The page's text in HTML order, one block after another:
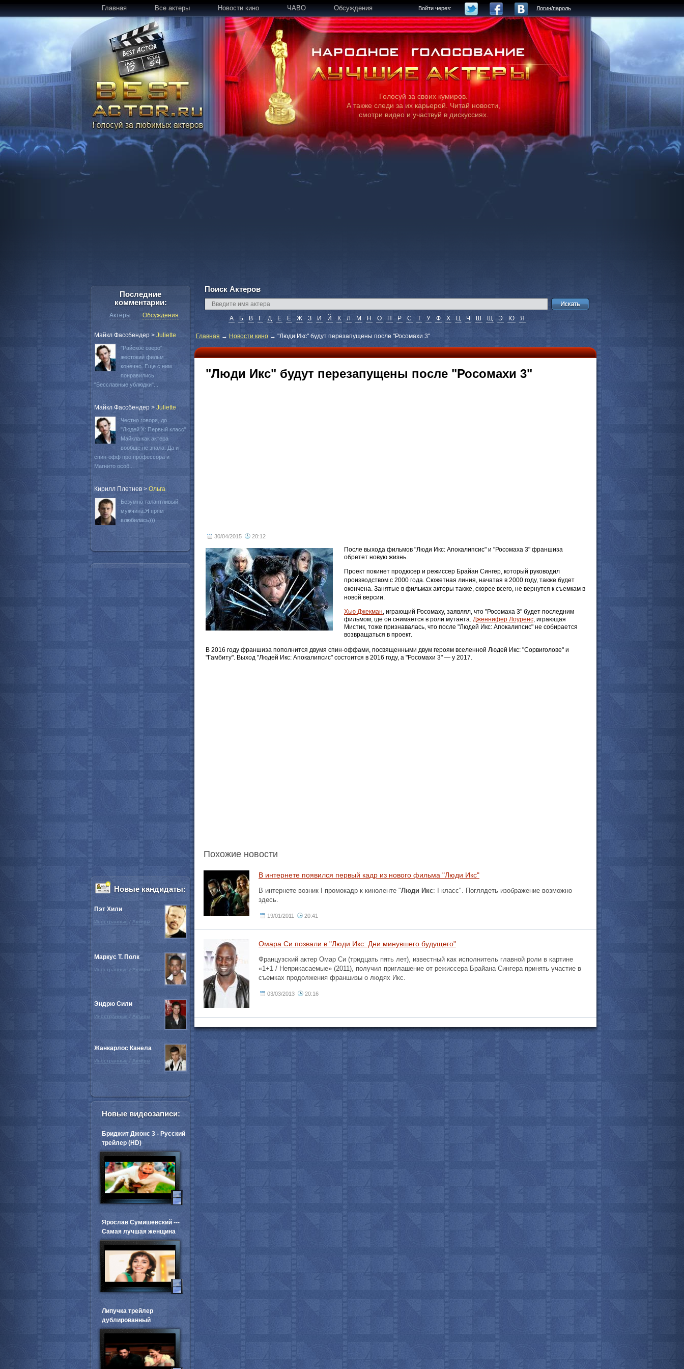
Главная Все актеры Новости кино ЧАВО Обсуждения Войти через: Логин/пароль
Голосуй за своих кумиров.
А также следи за их карьерой. Читай новости,
смотри видео и участвуй в дискуссиях.
Поиск Актеров
А Б В Г Д Е Ё Ж З И Й К Л М Н О П Р С Т У Ф Х Ц Ч Ш Щ Э Ю Я
Главная → Новости кино → "Люди Икс" будут перезапущены после "Росомахи 3"
"Люди Икс" будут перезапущены после "Росомахи 3"
30/04/2015 20:12
После выхода фильмов "Люди Икс: Апокалипсис" и "Росомаха 3" франшиза
обретет новую жизнь.
Проект покинет продюсер и режиссер Брайан Сингер, который руководил
производством с 2000 года. Сюжетная линия, начатая в 2000 году, также будет
окончена. Занятые в фильмах актеры также, скорее всего, не вернутся к съемкам в
новой версии.
Хью Джекман, играющий Росомаху, заявлял, что "Росомаха 3" будет последним
фильмом, где он снимается в роли мутанта. Дженнифер Лоуренс, играющая
Мистик, тоже признавалась, что после "Людей Икс: Апокалипсис" не собирается
возвращаться в проект.
В 2016 году франшиза пополнится двумя спин-оффами, посвященными двум героям вселенной Людей Икс: "Сорвиголове" и
"Гамбиту". Выход "Людей Икс: Апокалипсис" состоится в 2016 году, а "Росомахи 3" — у 2017.
Похожие новости
В интернете появился первый кадр из нового фильма "Люди Икс"
В интернете возник I промокадр к киноленте "Люди Икс: I класс". Поглядеть изображение возможно
здесь.
19/01/2011 20:41
Омара Си позвали в "Люди Икс: Дни минувшего будущего"
Французский актер Омар Си (тридцать пять лет), известный как исполнитель главной роли в картине
«1+1 / Неприкасаемые» (2011), получил приглашение от режиссера Брайана Сингера принять участие в
съемках продолжения франшизы о людях Икс.
03/03/2013 20:16
Последние
комментарии:
Актёры Обсуждения
Майкл Фассбендер > Juliette
"Райское озеро"
жестокий фильм
конечно. Еще с ним
понравились
"Бесславные ублюдки"...
Майкл Фассбендер > Juliette
Честно говоря, до
"Людей Х: Первый класс"
Майкла как актера
вообще не знала. Да и
спин-офф про профессора и
Магнито особ...
Кирилл Плетнев > Oльга
Безумно талантливый
мужчина.Я прям
влюбилась)))
Новые кандидаты:
Пэт Хили
Иностранные / Актёры
Маркус Т. Полк
Иностранные / Актёры
Эндрю Сили
Иностранные / Актёры
Жанкарлос Канела
Иностранные / Актёры
все актёры
Новые видеозаписи:
Бриджит Джонс 3 - Русский
трейлер (HD)
Ярослав Сумишевский ---
Самая лучшая женщина
Липучка трейлер
дублированный